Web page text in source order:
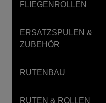
FLIEGENROLLEN
ERSATZSPULEN &
ZUBEHÖR
RUTENBAU
RUTEN & ROLLEN